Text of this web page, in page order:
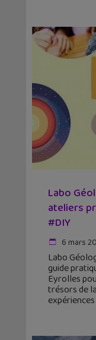
Labo
ateliers
#DIY
6 mars
Labo
guide
Eyrolles
trésors de